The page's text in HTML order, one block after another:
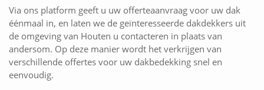
Via ons platform geeft u uw offerteaanvraag voor uw dak
éénmaal in, en laten we de geïnteresseerde dakdekkers uit
de omgeving van Houten u contacteren in plaats van
andersom. Op deze manier wordt het verkrijgen van
verschillende offertes voor uw dakbedekking snel en
eenvoudig.